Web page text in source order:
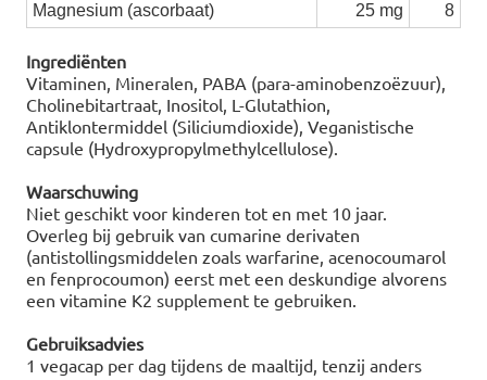
Magnesium (ascorbaat)
25 mg 8
Ingrediënten
Vitaminen, Mineralen, PABA (para-aminobenzoëzuur),
Cholinebitartraat, Inositol, L-Glutathion,
Antiklontermiddel (Siliciumdioxide), Veganistische
capsule (Hydroxypropylmethylcellulose).
Waarschuwing
Niet geschikt voor kinderen tot en met 10 jaar.
Overleg bij gebruik van cumarine derivaten
(antistollingsmiddelen zoals warfarine, acenocoumarol
en fenprocoumon) eerst met een deskundige alvorens
een vitamine K2 supplement te gebruiken.
Gebruiksadvies
1 vegacap per dag tijdens de maaltijd, tenzij anders